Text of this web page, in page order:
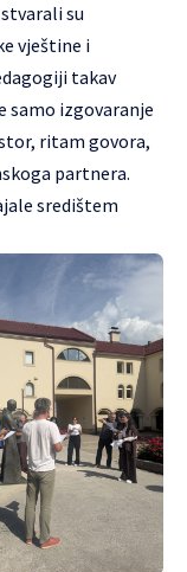
su
vještine i
takav
samo izgovaranje
ritam govora,
partnera.
središtem